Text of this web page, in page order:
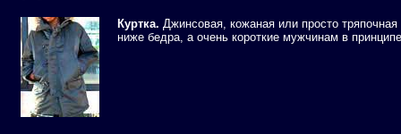
Куртка. Джинсовая, кожаная или просто
ниже бедра, а очень короткие мужчинам в